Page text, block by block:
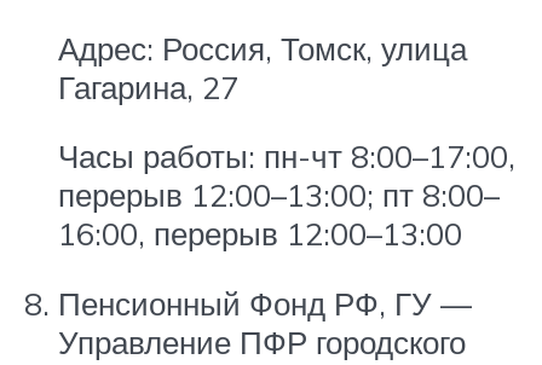
Адрес: Россия, Томск, улица
Гагарина, 27
Часы работы: пн-чт 8:00–17:00,
перерыв 12:00–13:00; пт 8:00–
16:00, перерыв 12:00–13:00
Пенсионный Фонд РФ, ГУ —
Управление ПФР городского